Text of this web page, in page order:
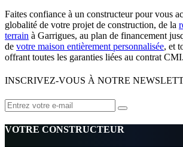
Faites confiance à un constructeur pour vous
globalité de votre projet de construction, de la
terrain à Garrigues, au plan de financement
de votre maison entièrement personnalisée, et
offrant toutes les garanties liées au contrat CMI.
INSCRIVEZ-VOUS À NOTRE
VOTRE CONSTRUCTEUR